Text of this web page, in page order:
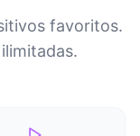
favoritos.